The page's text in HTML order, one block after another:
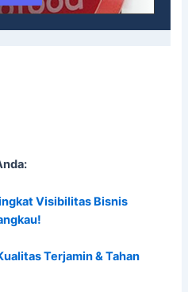
Visibilitas Bisnis
Terjamin & Tahan